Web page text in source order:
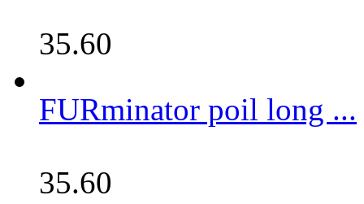
35.60
FURminator poil long ...
35.60